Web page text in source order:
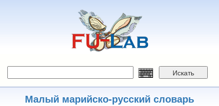
Искать
Малый марийско-русский словарь